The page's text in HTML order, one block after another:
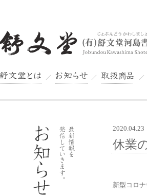
文堂河島書店
2020.04.23
休業
新型コロ